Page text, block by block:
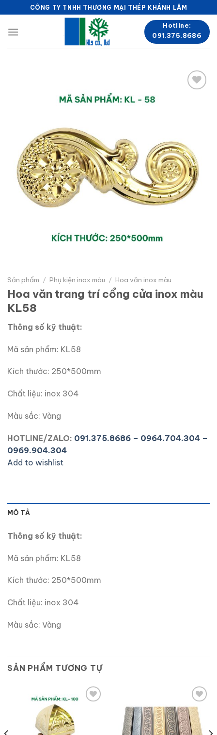
to
content
CÔNG TY TNHH THƯƠNG MẠI THÉP KHÁNH LÂM
Hotline:
091.375.8686
Sản phẩm / Phụ kiện inox màu / Hoa văn inox màu
Hoa văn trang trí cổng cửa inox màu
KL58
Thông số kỹ thuật:
Mã sản phẩm: KL58
Kích thước: 250*500mm
Chất liệu: inox 304
Màu sắc: Vàng
HOTLINE/ZALO: 091.375.8686 – 0964.704.304 –
0969.904.304
Add to wishlist
MÔ TẢ
Thông số kỹ thuật:
Mã sản phẩm: KL58
Kích thước: 250*500mm
Chất liệu: inox 304
Màu sắc: Vàng
SẢN PHẨM TƯƠNG TỰ
Add to
wishlist